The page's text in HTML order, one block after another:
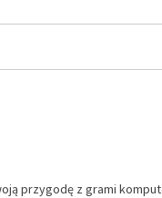
przygodę z grami